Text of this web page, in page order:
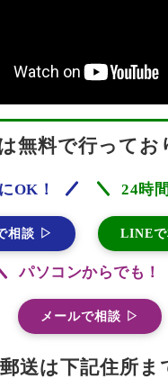
無料で行ってお
OK！
相談 ▷
24時
LINE
パソコンからでも！
メールで相談 ▷
郵送は下記住所ま